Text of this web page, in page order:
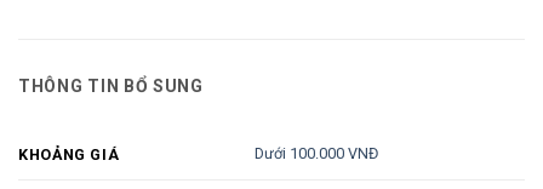
THÔNG TIN BỔ SUNG
KHOẢNG GIÁ Dưới 100.000 VNĐ